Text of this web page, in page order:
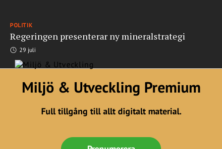
POLITIK
Regeringen presenterar ny mineralstrategi
29 juli
Miljö & Utveckling Premium
Full tillgång till allt digitalt material.